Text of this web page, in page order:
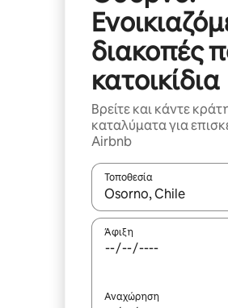
διακοπές
κατοικίδια
Βρείτε και κάντε
καταλύματα για
Airbnb
Τοποθεσία
Όταν τα αποτελέσματα
Άφιξη
Αναχώρηση